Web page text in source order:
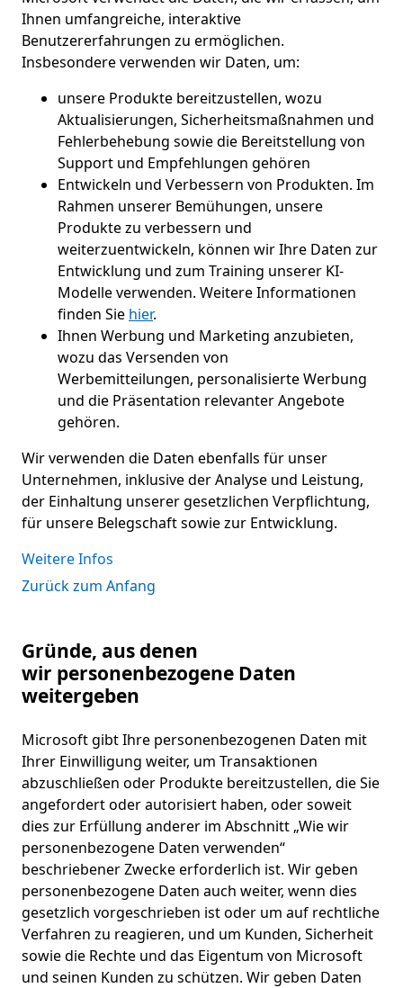
Ihnen umfangreiche, interaktive
Benutzererfahrungen zu ermöglichen.
Insbesondere verwenden wir Daten, um:
unsere Produkte bereitzustellen, wozu
Aktualisierungen, Sicherheitsmaßnahmen und
Fehlerbehebung sowie die Bereitstellung von
Support und Empfehlungen gehören
Entwickeln und Verbessern von Produkten. Im
Rahmen unserer Bemühungen, unsere
Produkte zu verbessern und
weiterzuentwickeln, können wir Ihre Daten zur
Entwicklung und zum Training unserer KI-
Modelle verwenden. Weitere Informationen
finden Sie hier.
Ihnen Werbung und Marketing anzubieten,
wozu das Versenden von
Werbemitteilungen, personalisierte Werbung
und die Präsentation relevanter Angebote
gehören.
Wir verwenden die Daten ebenfalls für unser
Unternehmen, inklusive der Analyse und Leistung,
der Einhaltung unserer gesetzlichen Verpflichtung,
für unsere Belegschaft sowie zur Entwicklung.
Weitere Infos
Zurück zum Anfang
Gründe, aus denen
wir personenbezogene Daten
weitergeben
Microsoft gibt Ihre personenbezogenen Daten mit
Ihrer Einwilligung weiter, um Transaktionen
abzuschließen oder Produkte bereitzustellen, die Sie
angefordert oder autorisiert haben, oder soweit
dies zur Erfüllung anderer im Abschnitt „Wie wir
personenbezogene Daten verwenden“
beschriebener Zwecke erforderlich ist. Wir geben
personenbezogene Daten auch weiter, wenn dies
gesetzlich vorgeschrieben ist oder um auf rechtliche
Verfahren zu reagieren, und um Kunden, Sicherheit
sowie die Rechte und das Eigentum von Microsoft
und seinen Kunden zu schützen. Wir geben Daten